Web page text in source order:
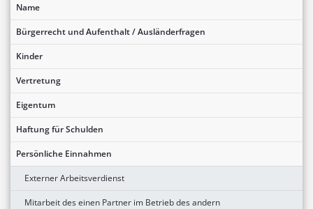
Name
Bürgerrecht und Aufenthalt / Ausländerfragen
Kinder
Vertretung
Eigentum
Haftung für Schulden
Persönliche Einnahmen
Externer Arbeitsverdienst
Mitarbeit des einen Partner im Betrieb des andern